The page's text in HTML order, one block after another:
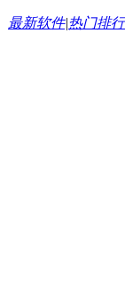
最新软件|热门排行